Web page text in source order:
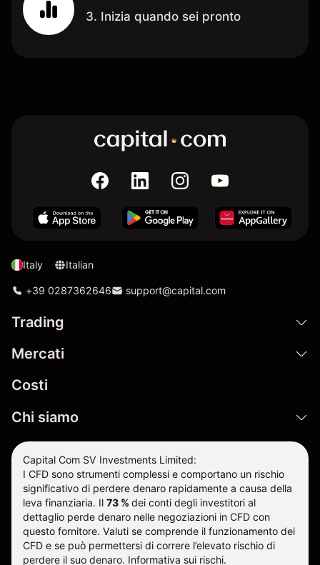
3. Inizia quando sei pronto
Italy Italian
+39 0287362646 support@capital.com
Trading
Mercati
Costi
Chi siamo
Capital Com SV Investments Limited:
I CFD sono strumenti complessi e comportano un rischio
significativo di perdere denaro rapidamente a causa della
leva finanziaria. Il 73 % dei conti degli investitori al
dettaglio perde denaro nelle negoziazioni in CFD con
questo fornitore. Valuti se comprende il funzionamento dei
CFD e se può permettersi di correre l’elevato rischio di
perdere il suo denaro. Informativa sui rischi.